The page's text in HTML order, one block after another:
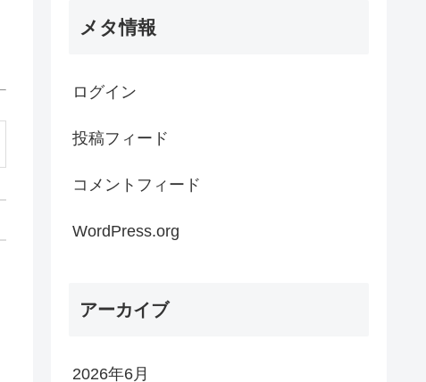
メタ情報
ログイン
投稿フィード
コメントフィード
WordPress.org
アーカイブ
2026年6月